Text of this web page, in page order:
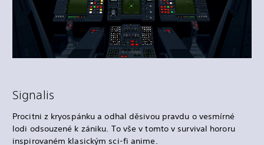
Signalis
Procitni z kryospánku a odhal děsivou pravdu o vesmírné
lodi odsouzené k zániku. To vše v tomto v survival hororu
inspirovaném klasickým sci-fi anime.